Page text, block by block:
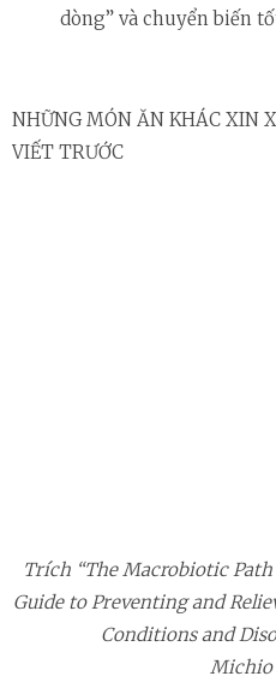
dòng” và chuyển biến
NHỮNG MÓN ĂN KHÁC XIN
VIẾT TRƯỚC
Trích “The Macrobiotic
Guide to Preventing and
Conditions and
Michio